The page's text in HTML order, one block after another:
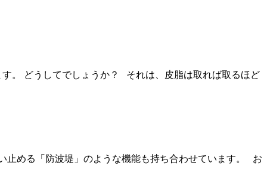
。 どうしてでしょうか？ それは、皮脂は取れば取るほど
止める「防波堤」のような機能も持ち合わせています。 お